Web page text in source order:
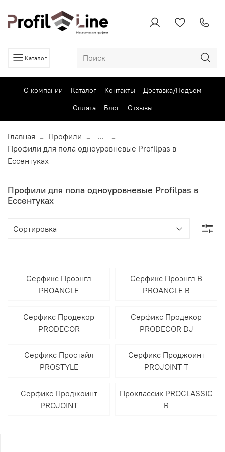
Каталог
О компании Каталог Контакты
Доставка/Подъем
Оплата
Блог Отзывы
Главная Профили
...
Профили для пола одноуровневые Profilpas в
Ессентуках
Профили для пола одноуровневые Profilpas в
Ессентуках
Серфикс Проэнгл
PROANGLE
Серфикс Проэнгл В
PROANGLE B
Серфикс Продекор
PRODECOR
Серфикс Продекор
PRODECOR DJ
Серфикс Простайл
PROSTYLE
Серфикс Проджоинт
PROJOINT T
Серфикс Проджоинт
PROJOINT
Проклассик PROCLASSIC
R